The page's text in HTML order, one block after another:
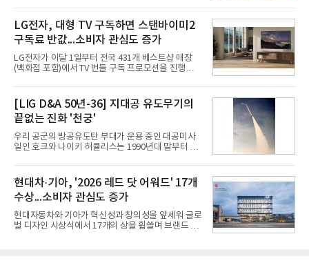
은 4884억
는 2035년까지 총 15GW(기가와트) 규모의 AI DC를
구축하겠다는 대형 청사진을 제시하면서다. 이에 따
라 경쟁 구도 역시 이동통신사인 KT, LG유플러스를
넘어 네이버, 삼성SDS 등 IT 인프라 기업으로 확장되
고 있다.7일 SK텔레콤에 따르면 회사는 올해 2분기
연결 기준 매출 4조 3591억원, 영업이익 5660억원을
기록했다. 매출은 전년 동기 대비 0.5%, 영업이익은
따른 기저효과가 실
LG전자, 대형 TV 구독하면 스탠바이미2
구독료 반값...소비자 관심도 증가
LG전자가 이달 1일부터 전국 431개 베스트샵 매장
(백화점 포함)에서 TV 번들 구독 프로모션을 진행하고
인해주는 프로모션이다.대상 제품은 65·77·83형 올
레드, 75·86·100형 마이크로 RGB, 75·86형 미니
RGB 등 거실용 TV로 인기가 높은 베스트셀러 TV 20
개 모델이며, 동시 구독 계약 시 스탠바이미2(모델명
27LX6TPGA) 구독료를 50% 할인 받을 수 있다. 프로
모션 대상 모델과 혜택, 구독료 등 프로모션 세부 사항
은 베스트샵 판매 매니저에게 문의하면 자세히 안내
등으로 이전
[LIG D&A 50년-36] 지대공 유도무기의
끝없는 진화 '천궁'
우리 공군의 방공유도탄 부대가 운용 중인 대공미사
일인 호크와 나이키 허큘리스는 1990년대 말부터 성
기존 미사일체계를 대체할 중고도 및 중거리 대공미
사일을 개발하기로 결정했다.처음 KM-SAM 사업으로
불린 이 사업의 명칭은 호크(Iron Hawk, 철매)를 대체
한다는 의미에서 ‘철매Ⅱ’ 로 정해졌다. 철매Ⅱ 개발
사업은 미사일체계 완성 후인 2011년 ‘천궁(天弓)’으
로 다시 장비명이 바뀌었다. 17개 업체와 관련 기관이
참여한 가운데 LIG 넥스원은 탐색 개발에서 체계개발
현대차·기아, '2026 레드 닷 어워드' 17개
수상...소비자 관심도 증가
현대자동차와 기아가 혁신성과 창의성을 앞세워 글로
벌 디자인 시상식에서 17개의 상을 휩쓸며 브랜드 경